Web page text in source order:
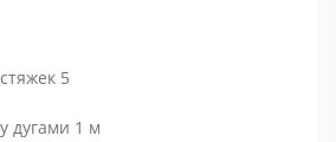
5
дугами 1 м